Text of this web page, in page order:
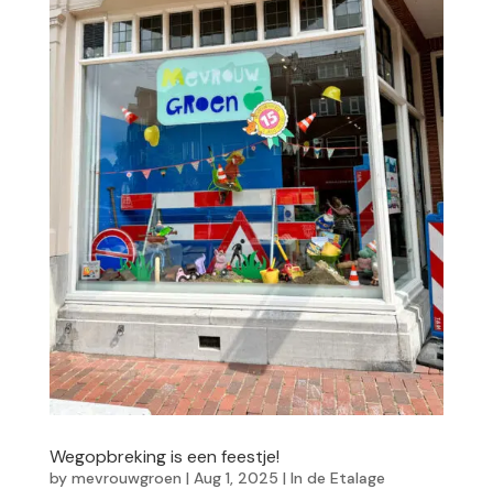
Wegopbreking is een feestje!
by mevrouwgroen | Aug 1, 2025 | In de Etalage